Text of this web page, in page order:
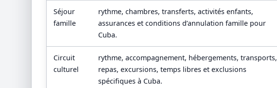
Séjour
famille
rythme, chambres, transferts, activités enfants,
assurances et conditions d’annulation famille pour
Cuba.
Circuit
culturel
rythme, accompagnement, hébergements, transports,
repas, excursions, temps libres et exclusions
spécifiques à Cuba.